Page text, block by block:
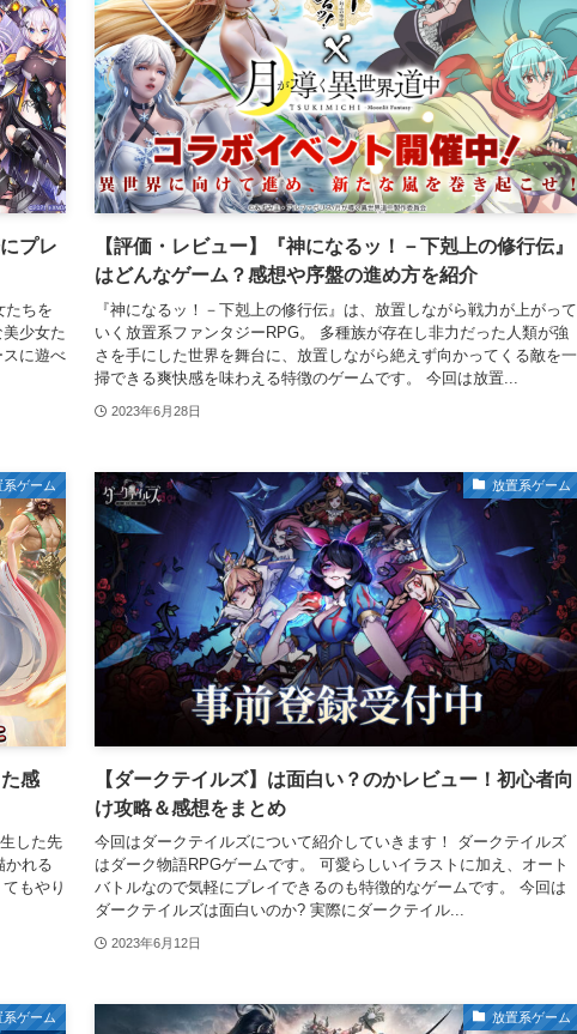
プレ
たちを
美少女た
スに遊べ
【評価・レビュー】『神になるッ！－下剋上の修行伝』
はどんなゲーム？感想や序盤の進め方を紹介
『神になるッ！－下剋上の修行伝』は、放置しながら戦力が上がって
いく放置系ファンタジーRPG。 多種族が存在し非力だった人類が強
さを手にした世界を舞台に、放置しながら絶えず向かってくる敵を一
掃できる爽快感を味わえる特徴のゲームです。 今回は放置...
2023年6月28日
系ゲーム
感
した先
かれる
もやり
放置系ゲーム
【ダークテイルズ】は面白い？のかレビュー！初心者向
け攻略＆感想をまとめ
今回はダークテイルズについて紹介していきます！ ダークテイルズ
はダーク物語RPGゲームです。 可愛らしいイラストに加え、オート
バトルなので気軽にプレイできるのも特徴的なゲームです。 今回は
ダークテイルズは面白いのか? 実際にダークテイル...
2023年6月12日
系ゲーム 放置系ゲーム